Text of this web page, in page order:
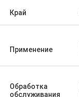
Край
Применение
Обработка
обслуживания